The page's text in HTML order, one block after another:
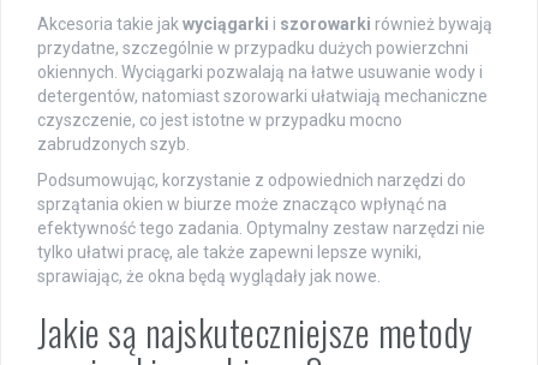
Akcesoria takie jak wyciągarki i szorowarki również bywają
przydatne, szczególnie w przypadku dużych powierzchni
okiennych. Wyciągarki pozwalają na łatwe usuwanie wody i
detergentów, natomiast szorowarki ułatwiają mechaniczne
czyszczenie, co jest istotne w przypadku mocno
zabrudzonych szyb.
Podsumowując, korzystanie z odpowiednich narzędzi do
sprzątania okien w biurze może znacząco wpłynąć na
efektywność tego zadania. Optymalny zestaw narzędzi nie
tylko ułatwi pracę, ale także zapewni lepsze wyniki,
sprawiając, że okna będą wyglądały jak nowe.
Jakie są najskuteczniejsze metody